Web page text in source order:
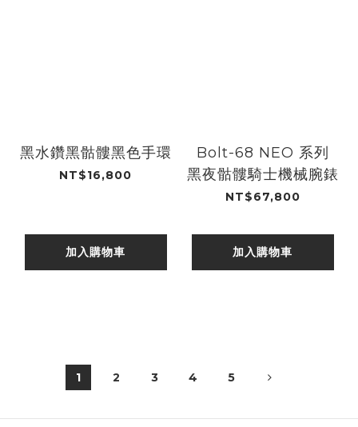
黑水鑽黑骷髏黑色手環
NT$16,800
加入購物車
Bolt-68 NEO 系列
黑夜骷髏騎士機械腕錶
NT$67,800
加入購物車
1 2 3 4 5